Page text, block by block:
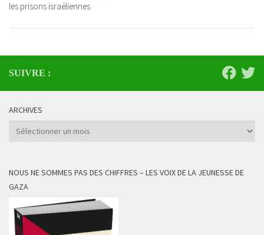
les prisons israéliennes
SUIVRE :
ARCHIVES
Archives
NOUS NE SOMMES PAS DES CHIFFRES – LES VOIX DE LA JEUNESSE DE
GAZA